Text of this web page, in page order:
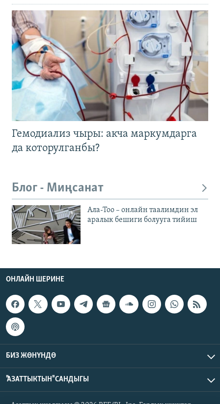
Гемодиализ чыры: акча маркумдарга
да которулганбы?
Блог - Миңсанат
Ала-Тоо – онлайн таалимдин эл
аралык бешиги болууга тийиш
ОНЛАЙН ШЕРИНЕ
БИЗ ЖӨНҮНДӨ
"АЗАТТЫКТЫН" САНДЫГЫ